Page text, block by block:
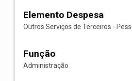
Elemento Despesa
Outros Serviços de Terceiros -
Função
Administração